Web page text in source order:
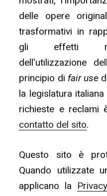
delle opere
trasformativi in
gli effetti
dell'utilizzazione
principio di fair use
la legislatura
richieste e reclami
contatto del sito.
Questo sito è
Quando utilizzate
applicano la